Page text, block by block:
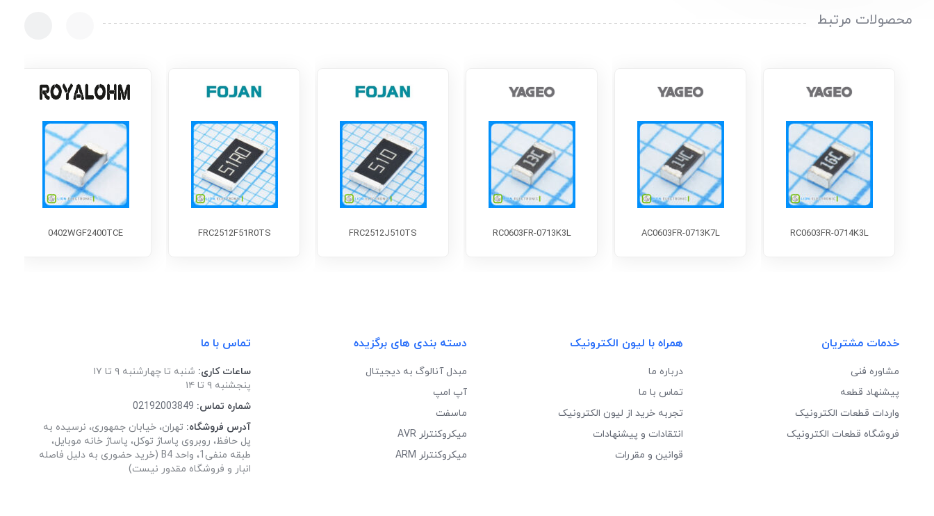
محصولات مرتبط
RC0603FR-0714K3L
AC0603FR-0713K7L
RC0603FR-0713K3L
FRC2512J510TS
FRC2512F51R0TS
0402WGF2400TCE
خدمات مشتریان
مشاوره فنی
پیشنهاد قطعه
واردات قطعات الکترونیک
فروشگاه قطعات الکترونیک
همراه با لیون الکترونیک
درباره ما
تماس با ما
تجربه خرید از لیون الکترونیک
انتقادات و پیشنهادات
قوانین و مقررات
دسته بندی های برگزیده
مبدل آنالوگ به دیجیتال
آپ امپ
ماسفت
میکروکنترلر AVR
میکروکنترلر ARM
تماس با ما
ساعات کاری: شنبه تا چهارشنبه ۹ تا ۱۷
پنجشنبه ۹ تا ۱۴
شماره تماس: 02192003849
آدرس فروشگاه: تهران، خیابان جمهوری، نرسیده به
پل حافظ، روبروی پاساژ توکل، پاساژ خانه موبایل،
طبقه منفی1، واحد B4 (خرید حضوری به دلیل فاصله
انبار و فروشگاه مقدور نیست)